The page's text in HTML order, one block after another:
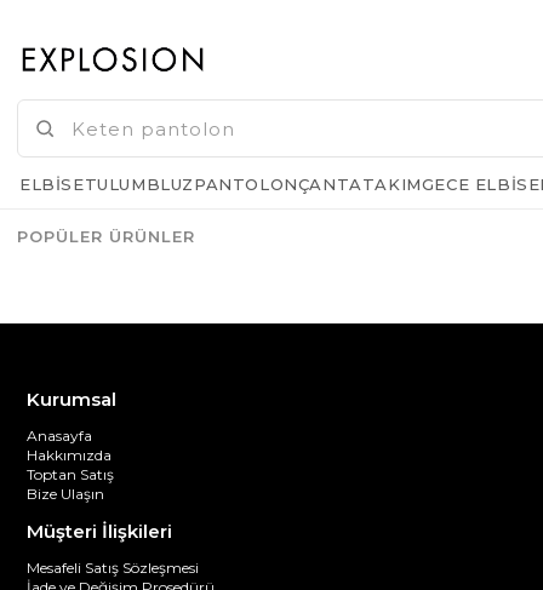
Kurumsal
Anasayfa
Hakkımızda
Toptan Satış
Bize Ulaşın
Müşteri İlişkileri
Mesafeli Satış Sözleşmesi
ELBISETULUMBLUZPANTOLONÇANTATAKIMGECE
POPÜLER ÜRÜNLER